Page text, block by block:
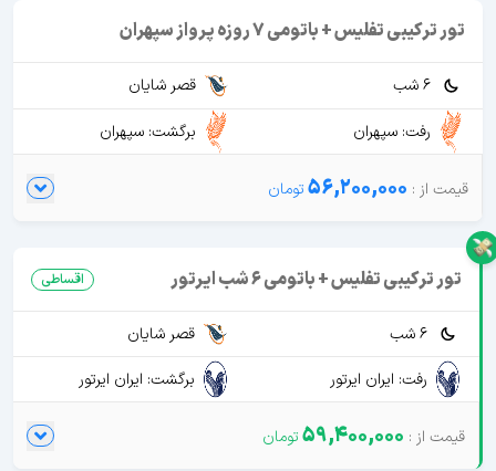
تور ترکیبی تفلیس + باتومی 7 روزه پرواز سپهران
6 شب
قصر شایان
رفت: سپهران
برگشت: سپهران
56,200,000
تور ترکیبی تفلیس + باتومی 6 شب ایرتور اقساطی
6 شب
قصر شایان
رفت: ایران ایرتور
برگشت: ایران ایرتور
59,400,000